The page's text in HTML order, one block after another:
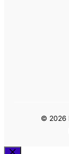
© 2026